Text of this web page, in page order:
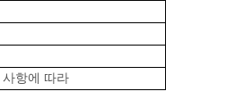
사항에 따라